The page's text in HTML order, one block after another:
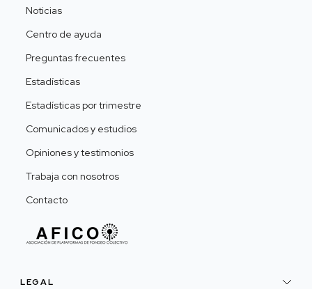
Noticias
Centro de ayuda
Preguntas frecuentes
Estadísticas
Estadísticas por trimestre
Comunicados y estudios
Opiniones y testimonios
Trabaja con nosotros
Contacto
LEGAL